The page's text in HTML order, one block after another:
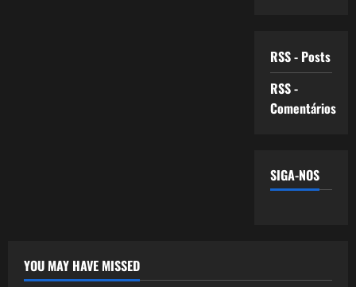
RSS - Posts
RSS -
Comentários
SIGA-NOS
YOU MAY HAVE MISSED